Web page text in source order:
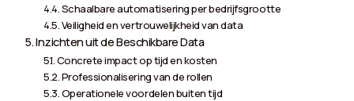
Schaalbare automatisering per bedrijfsgrootte
Veiligheid en vertrouwelijkheid van data
Inzichten uit de Beschikbare Data
Concrete impact op tijd en kosten
Professionalisering van de rollen
Operationele voordelen buiten tijd